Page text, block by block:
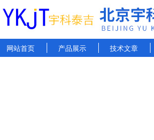
网站首页 产品展示 技术文章